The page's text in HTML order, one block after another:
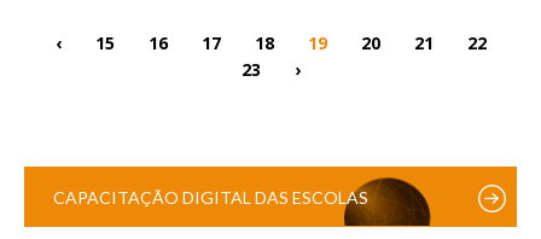
‹ 15 16 17 18 19 20 21
22
23
›
CAPACITAÇÃO DIGITAL DAS ESCOLAS